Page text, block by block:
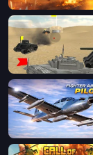
Heli Military Base
Fighter Aircraft Pilot